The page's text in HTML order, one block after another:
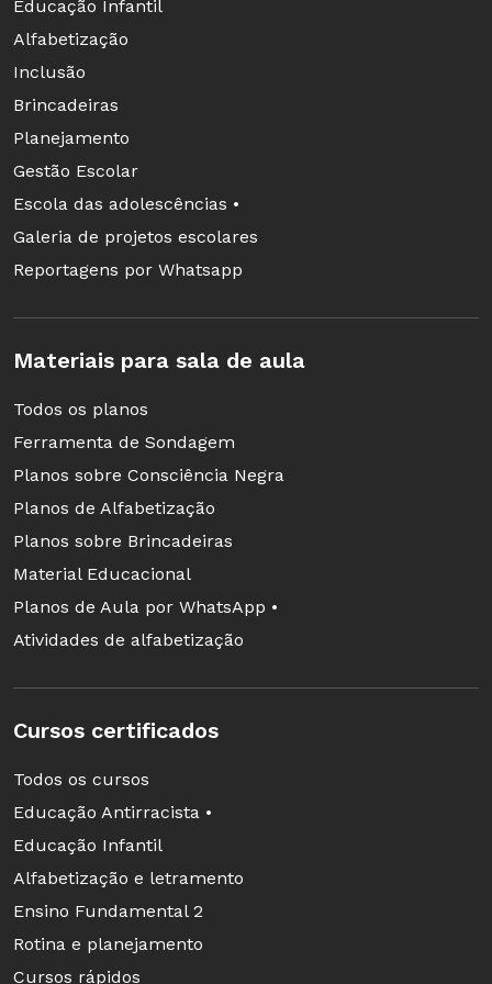
- Deixe a criatividade e a inventividade invadir
a sala de aula.
Educação Infantil
Alfabetização
Inclusão
Brincadeiras
Planejamento
Gestão Escolar
Escola das adolescências •
Galeria de projetos escolares
Reportagens por Whatsapp
Materiais para sala de aula
Todos os planos
Ferramenta de Sondagem
Planos sobre Consciência Negra
Planos de Alfabetização
Planos sobre Brincadeiras
Material Educacional
Planos de Aula por WhatsApp •
Atividades de alfabetização
Cursos certificados
Todos os cursos
Educação Antirracista •
Educação Infantil
Alfabetização e letramento
Ensino Fundamental 2
Rotina e planejamento
Cursos rápidos